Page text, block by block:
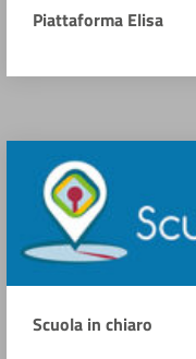
Piattaforma Elisa
Scuola in chiaro